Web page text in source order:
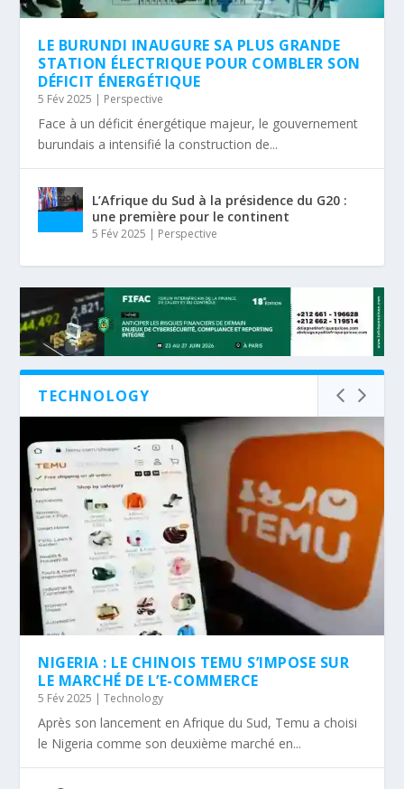
LE BURUNDI INAUGURE SA PLUS GRANDE
STATION ÉLECTRIQUE POUR COMBLER SON
DÉFICIT ÉNERGÉTIQUE
5 Fév 2025 | Perspective
Face à un déficit énergétique majeur, le gouvernement
burundais a intensifié la construction de...
L’Afrique du Sud à la présidence du G20 :
une première pour le continent
5 Fév 2025 | Perspective
TECHNOLOGY
NIGERIA : LE CHINOIS TEMU S’IMPOSE SUR
LE MARCHÉ DE L’E-COMMERCE
5 Fév 2025 |Technology
Après son lancement en Afrique du Sud, Temu a choisi
le Nigeria comme son deuxième marché en...